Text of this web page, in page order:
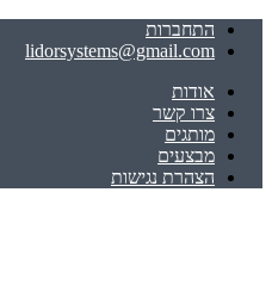
התחברות
lidorsystems@gmail.com
אודות
צרו קשר
מותגים
מבצעים
הצהרת נגישות